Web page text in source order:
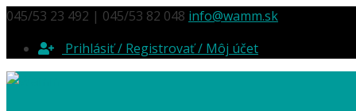
045/53 23 492 | 045/53 82 048 info@wamm.sk
Prihlásiť / Registrovať / Môj účet